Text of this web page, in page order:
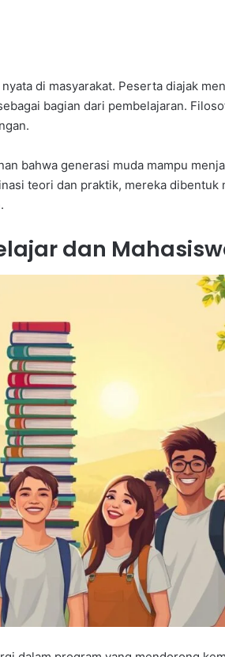
di masyarakat. Peserta diajak
bagian dari pembelajaran.
bahwa generasi muda mampu
teori dan praktik, mereka dibentuk
dan